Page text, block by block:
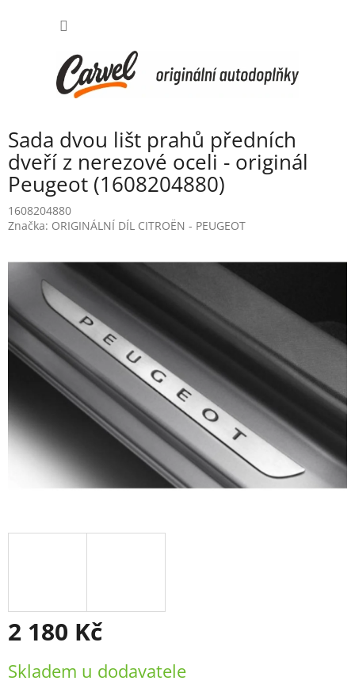
Sada dvou lišt prahů předních
dveří z nerezové oceli - originál
Peugeot (1608204880)
1608204880
Značka: ORIGINÁLNÍ DÍL CITROËN - PEUGEOT
2 180 Kč
cena:
Skladem u dodavatele